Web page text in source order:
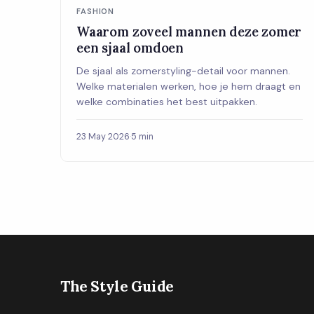
FASHION
Waarom zoveel mannen deze zomer
een sjaal omdoen
De sjaal als zomerstyling-detail voor mannen.
Welke materialen werken, hoe je hem draagt en
welke combinaties het best uitpakken.
23 May 2026·5 min
The Style Guide